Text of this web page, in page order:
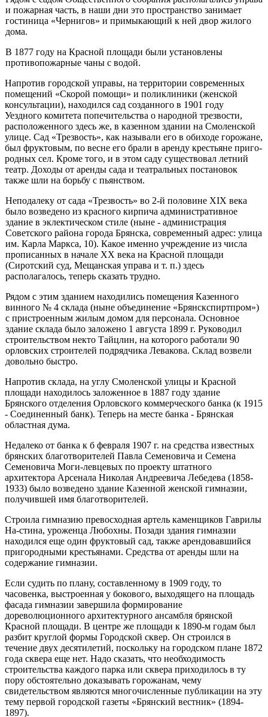
и по­жарная часть, в наши дни это пространство занимает
гостиница «Черни­гов» и примыкающий к ней двор жилого
дома.
В 1877 году на Красной площади были установлены
противопожар­ные чаны с водой.
Напротив городской управы, на территории современных
помеще­ний «Скорой помощи» и поликлиники (женской
консультации), нахо­дился сад созданного в 1901 году
Уездного комитета попечительства о народной трезвости,
расположенного здесь же, в казенном здании на Смоленской
улице. Сад «Трезвость», как называли его в обиходе го­рожане,
был фруктовым, по весне его брали в аренду крестьяне приго­
родных сел. Кроме того, и в этом саду существовал летний
театр. До­ходы от аренды сада и театральных постановок
также шли на борьбу с пьянством.
Неподалеку от сада «Трезвость» во 2-й половине XIX века
было воз­ведено из красного кирпича административное
здание в эклектическом стиле (ныне - администрация
Советского района города Брянска, со­временный адрес: улица
им. Карла Маркса, 10). Какое именно учреж­дение из числа
прописанных в начале XX века на Красной площади
(Сиротский суд, Мещанская управа и т. п.) здесь
располагалось, теперь сказать трудно.
Рядом с этим зданием находились помещения Казенного
винного № 4 склада (ныне объединение «Брянскспиртпром»)
с пристроенным жилым домом для персонала. Основное
здание склада было заложено 1 августа 1899 г. Руководил
строительством некто Тайцлин, на которо­го работали 90
орловских строителей подрядчика Левакова. Склад воз­вели
довольно быстро.
Напротив склада, на углу Смоленской улицы и Красной
площади на­ходилось заложенное в 1887 году здание
Брянского отделения Орлов­ского коммерческого банка (к 1915
- Соединенный банк). Теперь на ме­сте банка - Брянская
областная дума.
Недалеко от банка к б февраля 1907 г. на средства известных
брян­ских благотворителей Павла Семеновича и Семена
Семеновича Моги-левцевых по проекту штатного
архитектора Арсенала Николая Андре­евича Лебедева (1858-
1933) было возведено здание Казенной женской гимназии,
получившей имя благотворителей.
Строила гимназию превосходная артель каменщиков Гаврилы
На-стина, уроженца Любохны. Позади здания гимназии
находился еще один фруктовый сад, также арендовавшийся
пригородными крестья­нами. Средства от аренды шли на
содержание гимназии.
Если судить по плану, составленному в 1909 году, то
часовенка, вы­строенная у бокового, выходящего на площадь
фасада гимназии завер­шила формирование
дореволюционного архитектурного ансамбля брянской
Красной площади. В центре же площади к 1890-м годам был
разбит круглой формы Городской сквер. Он строился в
течение двух десятилетий, поскольку на городском плане 1872
года сквера еще нет. Надо сказать, что необходимость
строительства каждого парка или сквера приходилось в ту
пору обстоятельно доказывать горожанам, чему
свидетельством являются многочисленные публикации на эту
тему первой городской газеты «Брянский вестник» (1894-
1897).